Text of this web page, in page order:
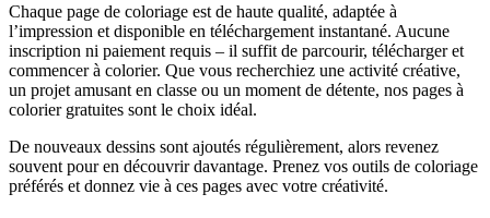
Chaque page de coloriage est de haute qualité, adaptée à
l’impression et disponible en téléchargement instantané. Aucune
inscription ni paiement requis – il suffit de parcourir, télécharger et
commencer à colorier. Que vous recherchiez une activité créative,
un projet amusant en classe ou un moment de détente, nos pages à
colorier gratuites sont le choix idéal.
De nouveaux dessins sont ajoutés régulièrement, alors revenez
souvent pour en découvrir davantage. Prenez vos outils de coloriage
préférés et donnez vie à ces pages avec votre créativité.